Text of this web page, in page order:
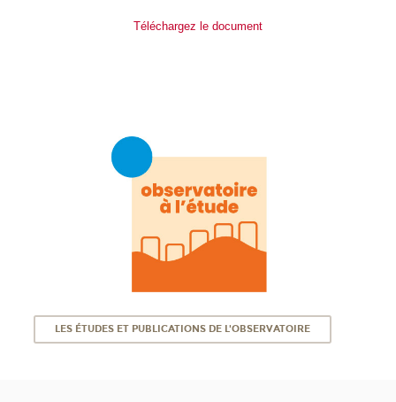
Téléchargez le document
LES ÉTUDES ET PUBLICATIONS DE L'OBSERVATOIRE